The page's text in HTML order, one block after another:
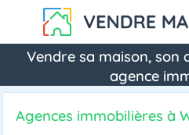
Vendre sa maison, son
agence
Agences immobilières à